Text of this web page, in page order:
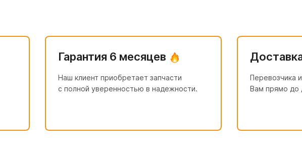
Гарантия 6 месяцев
Наш клиент приобретает запчасти
с полной уверенностью в надежности.
Перевозчика
Вам прямо до